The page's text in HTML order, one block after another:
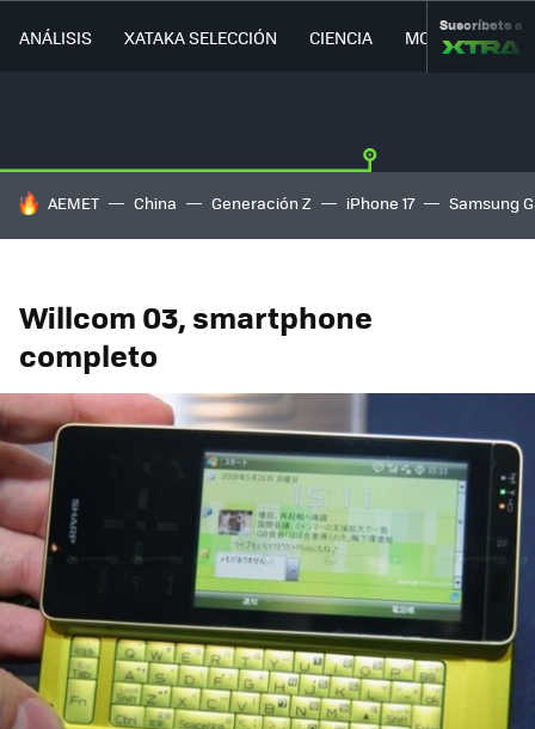
ANÁLISIS XATAKA SELECCIÓN CIENCIA MOVILIDAD
Suscríbete a
HOY SE HABLA DE
AEMET China Generación Z iPhone 17 Samsung
Willcom 03, smartphone
completo